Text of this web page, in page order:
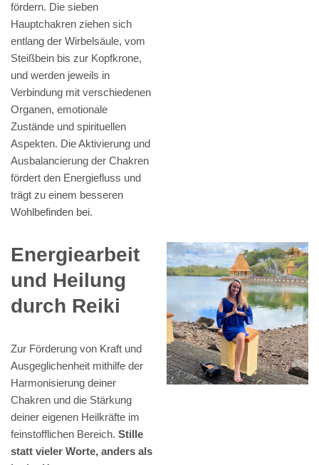
fördern. Die sieben
Hauptchakren ziehen sich
entlang der Wirbelsäule, vom
Steißbein bis zur Kopfkrone,
und werden jeweils in
Verbindung mit verschiedenen
Organen, emotionale
Zustände und spirituellen
Aspekten. Die Aktivierung und
Ausbalancierung der Chakren
fördert den Energiefluss und
trägt zu einem besseren
Wohlbefinden bei.
Energiearbeit
und Heilung
durch Reiki
Zur Förderung von Kraft und
Ausgeglichenheit mithilfe der
Harmonisierung deiner
Chakren und die Stärkung
deiner eigenen Heilkräfte im
feinstofflichen Bereich. Stille
statt vieler Worte, anders als